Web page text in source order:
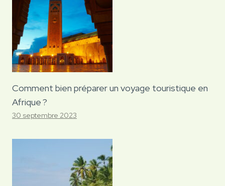
Comment bien préparer un voyage touristique en
Afrique ?
30 septembre 2023